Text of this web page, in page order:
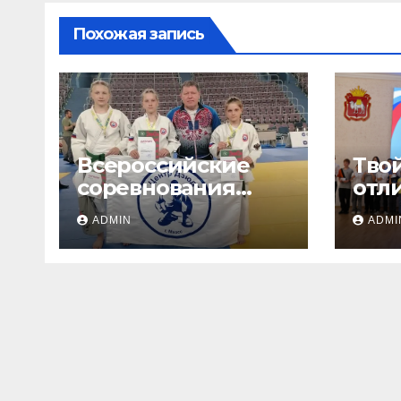
Похожая запись
Всероссийские
соревнования
«ЛОКОДЗЮДО»!
ADMIN